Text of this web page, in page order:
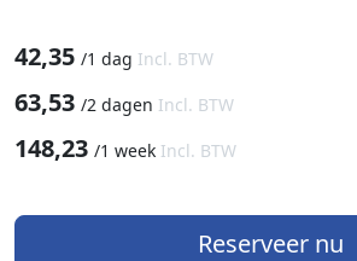
42,35 /1 dag Incl. BTW
63,53 /2 dagen Incl. BTW
148,23 /1 week Incl. BTW
Reserveer nu